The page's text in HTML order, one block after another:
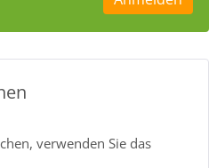
verwenden Sie das